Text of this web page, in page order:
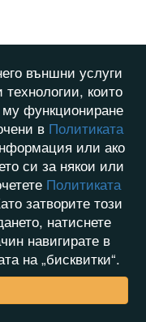
външни услуги
технологии, които
функциониране
в Политиката
или ако
си за някои или
Политиката
затворите този
натиснете
навигирате в
на „бисквитки“.